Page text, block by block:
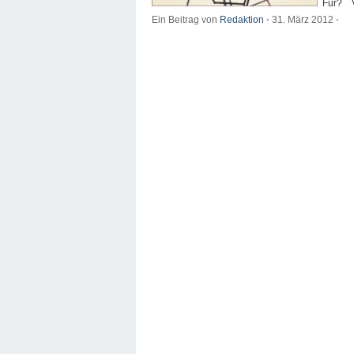
Für?
Ein Beitrag von Redaktion ⋅ 31. März 2012 ⋅